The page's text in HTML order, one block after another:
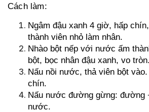
Cách làm:
Ngâm đậu xanh 4 giờ, hấp
thành viên nhỏ làm nhân.
Nhào bột nếp với nước ấm
bột, bọc nhân đậu xanh, vo tròn.
Nấu nồi nước, thả viên bột
chín.
Nấu nước đường gừng: đường
nước.